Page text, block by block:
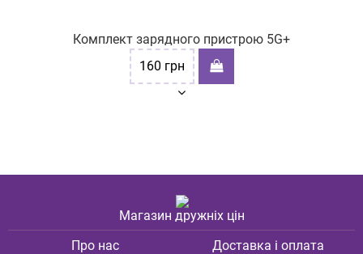
Комплект зарядного пристрою 5G+
160 грн
Магазин дружніх цін
Про нас
Доставка і оплата